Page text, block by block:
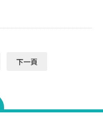
提出修習其他任教學科
身
海外臺灣學校及大陸地
外學校任教之意願勵實
之精神，以發揮教育大
具備資格同下）： 曾
下一頁